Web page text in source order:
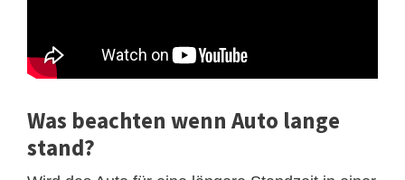
Was beachten wenn Auto lange
stand?